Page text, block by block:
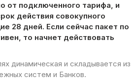
от подключенного тарифа, и
действия совокупного
28 дней. Если сейчас пакет по
то начнет действовать
динамическая и складывается из
систем и Банков.